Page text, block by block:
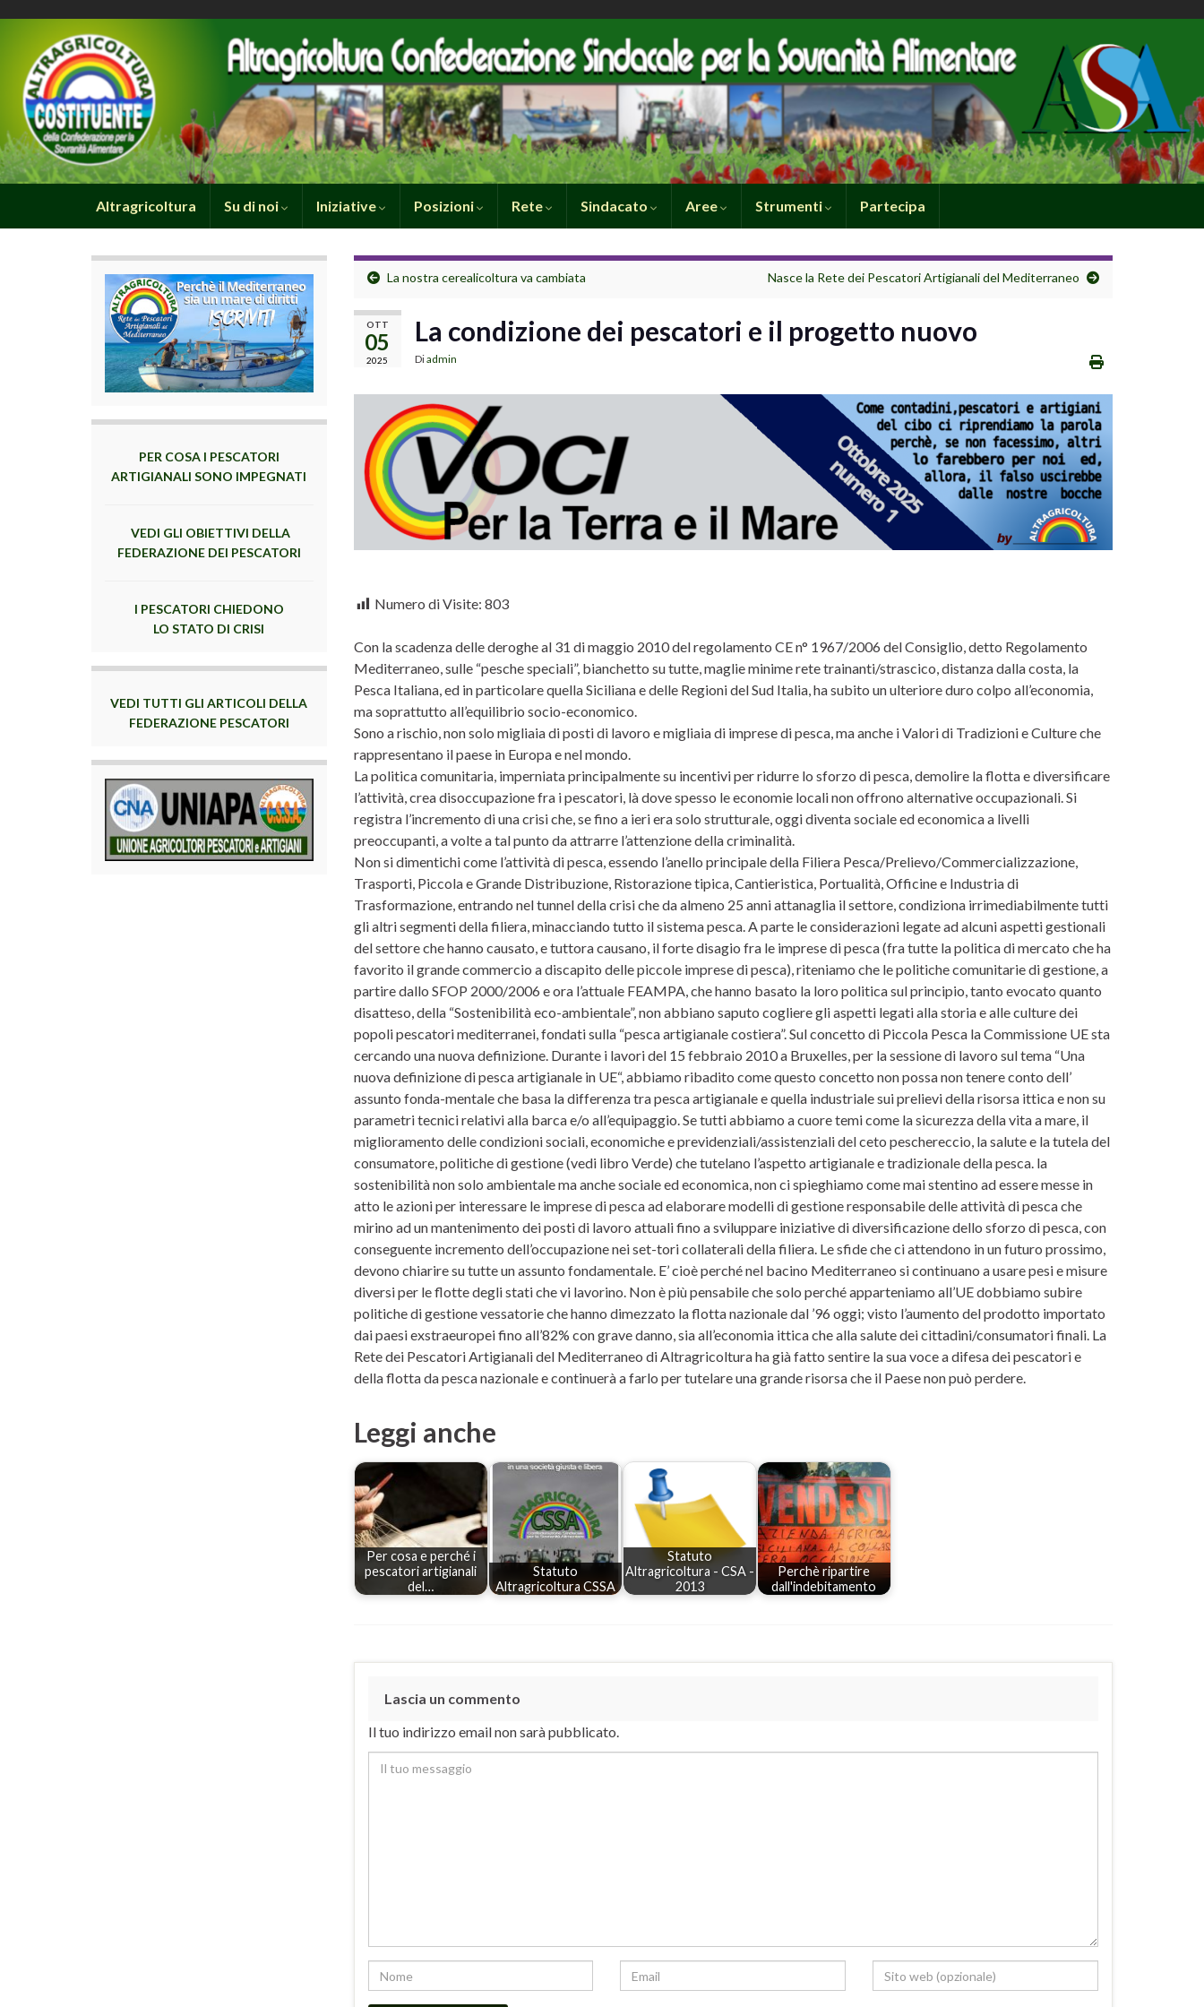
Altragricoltura Su di noi Iniziative Posizioni Rete Sindacato Aree Strumenti Partecipa
La nostra cerealicoltura va cambiata Nasce la Rete dei Pescatori Artigianali del Mediterraneo
OTT
05
2025
La condizione dei pescatori e il progetto nuovo
Diadmin
Numero di Visite: 803
Con la scadenza delle deroghe al 31 di maggio 2010 del regolamento CE n° 1967/2006 del Consiglio, detto Regolamento
Mediterraneo, sulle “pesche speciali”, bianchetto su tutte, maglie minime rete trainanti/strascico, distanza dalla costa, la
Pesca Italiana, ed in particolare quella Siciliana e delle Regioni del Sud Italia, ha subito un ulteriore duro colpo all’economia,
ma soprattutto all’equilibrio socio-economico.
Sono a rischio, non solo migliaia di posti di lavoro e migliaia di imprese di pesca, ma anche i Valori di Tradizioni e Culture che
rappresentano il paese in Europa e nel mondo.
La politica comunitaria, imperniata principalmente su incentivi per ridurre lo sforzo di pesca, demolire la flotta e diversificare
l’attività, crea disoccupazione fra i pescatori, là dove spesso le economie locali non offrono alternative occupazionali. Si
registra l’incremento di una crisi che, se fino a ieri era solo strutturale, oggi diventa sociale ed economica a livelli
preoccupanti, a volte a tal punto da attrarre l’attenzione della criminalità.
Non si dimentichi come l’attività di pesca, essendo l’anello principale della Filiera Pesca/Prelievo/Commercializzazione,
Trasporti, Piccola e Grande Distribuzione, Ristorazione tipica, Cantieristica, Portualità, Officine e Industria di
Trasformazione, entrando nel tunnel della crisi che da almeno 25 anni attanaglia il settore, condiziona irrimediabilmente tutti
gli altri segmenti della filiera, minacciando tutto il sistema pesca. A parte le considerazioni legate ad alcuni aspetti gestionali
del settore che hanno causato, e tuttora causano, il forte disagio fra le imprese di pesca (fra tutte la politica di mercato che ha
favorito il grande commercio a discapito delle piccole imprese di pesca), riteniamo che le politiche comunitarie di gestione, a
partire dallo SFOP 2000/2006 e ora l’attuale FEAMPA, che hanno basato la loro politica sul principio, tanto evocato quanto
disatteso, della “Sostenibilità eco-ambientale”, non abbiano saputo cogliere gli aspetti legati alla storia e alle culture dei
popoli pescatori mediterranei, fondati sulla “pesca artigianale costiera”. Sul concetto di Piccola Pesca la Commissione UE sta
cercando una nuova definizione. Durante i lavori del 15 febbraio 2010 a Bruxelles, per la sessione di lavoro sul tema “Una
nuova definizione di pesca artigianale in UE“, abbiamo ribadito come questo concetto non possa non tenere conto dell’
assunto fonda-mentale che basa la differenza tra pesca artigianale e quella industriale sui prelievi della risorsa ittica e non su
parametri tecnici relativi alla barca e/o all’equipaggio. Se tutti abbiamo a cuore temi come la sicurezza della vita a mare, il
miglioramento delle condizioni sociali, economiche e previdenziali/assistenziali del ceto peschereccio, la salute e la tutela del
consumatore, politiche di gestione (vedi libro Verde) che tutelano l’aspetto artigianale e tradizionale della pesca. la
sostenibilità non solo ambientale ma anche sociale ed economica, non ci spieghiamo come mai stentino ad essere messe in
atto le azioni per interessare le imprese di pesca ad elaborare modelli di gestione responsabile delle attività di pesca che
mirino ad un mantenimento dei posti di lavoro attuali fino a sviluppare iniziative di diversificazione dello sforzo di pesca, con
conseguente incremento dell’occupazione nei set-tori collaterali della filiera. Le sfide che ci attendono in un futuro prossimo,
devono chiarire su tutte un assunto fondamentale. E’ cioè perché nel bacino Mediterraneo si continuano a usare pesi e misure
diversi per le flotte degli stati che vi lavorino. Non è più pensabile che solo perché apparteniamo all’UE dobbiamo subire
politiche di gestione vessatorie che hanno dimezzato la flotta nazionale dal ’96 oggi; visto l’aumento del prodotto importato
dai paesi exstraeuropei fino all’82% con grave danno, sia all’economia ittica che alla salute dei cittadini/consumatori finali. La
Rete dei Pescatori Artigianali del Mediterraneo di Altragricoltura ha già fatto sentire la sua voce a difesa dei pescatori e
della flotta da pesca nazionale e continuerà a farlo per tutelare una grande risorsa che il Paese non può perdere.
Leggi anche
Per cosa e perché i
pescatori artigianali
del…
Statuto
Altragricoltura CSSA
Statuto
Altragricoltura - CSA -
2013
Perchè ripartire
dall'indebitamento
Lascia un commento
Il tuo indirizzo email non sarà pubblicato.
PER COSA I PESCATORI
ARTIGIANALI SONO IMPEGNATI
VEDI GLI OBIETTIVI DELLA
FEDERAZIONE DEI PESCATORI
I PESCATORI CHIEDONO
LO STATO DI CRISI
VEDI TUTTI GLI ARTICOLI DELLA
FEDERAZIONE PESCATORI